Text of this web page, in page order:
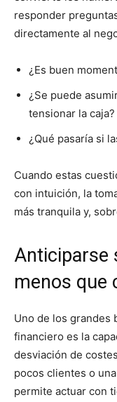
responder
directamente al
¿Es buen
¿Se puede
tensionar la caja?
¿Qué pasaría si
Cuando estas
con intuición, la
más tranquila y,
Anticiparse
menos que
Uno de los grandes
financiero es la
desviación de
pocos clientes o
permite actuar con